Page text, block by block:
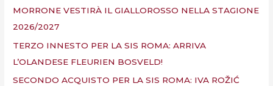
MORRONE VESTIRÀ IL GIALLOROSSO NELLA STAGIONE
2026/2027
TERZO INNESTO PER LA SIS ROMA: ARRIVA
L’OLANDESE FLEURIEN BOSVELD!
SECONDO ACQUISTO PER LA SIS ROMA: IVA ROŽIĆ